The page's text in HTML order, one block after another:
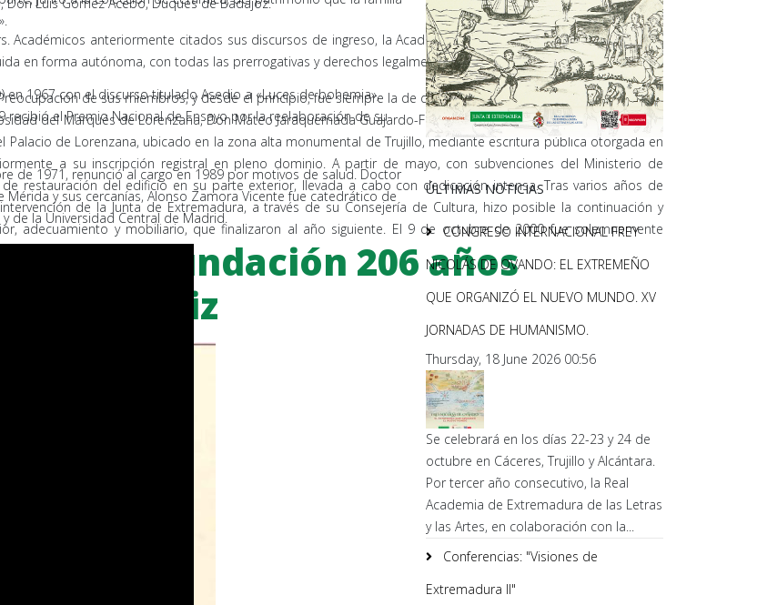
Académicos anteriormente citados sus discursos de ingreso, la Academia, a partir de la Junta del 8 de mayo
en forma autónoma, con todas las prerrogativas y derechos legalmente conferidos.
de sus miembros, y desde el principio, fue siempre la de disponer de sede propia en la ciudad de
del Marqués de Lorenzana, Don Mateo Jaraquemada Guajardo-Fajardo y su familia, propició la donación,
de Lorenzana, ubicado en la zona alta monumental de Trujillo, mediante escritura pública otorgada en
a su inscripción registral en pleno dominio. A partir de mayo, con subvenciones del Ministerio de
restauración del edificio en su parte exterior, llevada a cabo con dedicación intensa. Tras varios años de
de la Junta de Extremadura, a través de su Consejería de Cultura, hizo posible la continuación y
adecuamiento y mobiliario, que finalizaron al año siguiente. El 9 de octubre de 2000 fue solemnemente
una fundación 206 años
de Cádiz
en 1967 con el discurso titulado Asedio a «Luces de bohemia»,
el Premio Nacional de Ensayo por la reelaboración de su
de 1971, renunció al cargo en 1989 por motivos de salud. Doctor
y sus cercanías, Alonso Zamora Vicente fue catedrático de
de la Universidad Central de Madrid.
ÚLTIMAS NOTICIAS
CONGRESO INTERNACIONAL FREY
NICOLÁS DE OVANDO: EL EXTREMEÑO
QUE ORGANIZÓ EL NUEVO MUNDO. XV
JORNADAS DE HUMANISMO.
Thursday, 18 June 2026 00:56
Se celebrará en los días 22-23 y 24 de
octubre en Cáceres, Trujillo y Alcántara.
Por tercer año consecutivo, la Real
Academia de Extremadura de las Letras
y las Artes, en colaboración con la...
Conferencias: "Visiones de
Extremadura II"